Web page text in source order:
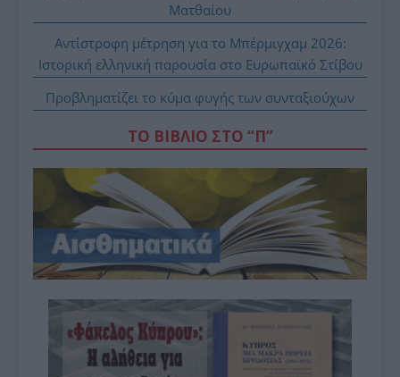
Ματθαίου
Αντίστροφη μέτρηση για το Μπέρμιγχαμ 2026:
Ιστορική ελληνική παρουσία στο Ευρωπαϊκό Στίβου
Προβληματίζει το κύμα φυγής των συνταξιούχων
ΤΟ ΒΙΒΛΙΟ ΣΤΟ “Π”